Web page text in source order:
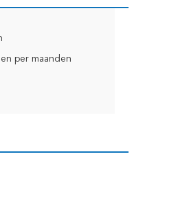
per maanden